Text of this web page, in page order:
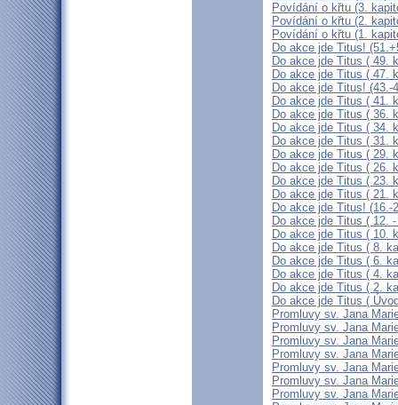
Povídání o křtu (3.
Povídání o křtu (2.
Povídání o křtu (1.
Do akce jde Titus!
Do akce jde Titus ( 49.
Do akce jde Titus ( 47.
Do akce jde Titus! (43.-
Do akce jde Titus ( 41.
Do akce jde Titus ( 36.
Do akce jde Titus ( 34.
Do akce jde Titus ( 31.
Do akce jde Titus ( 29.
Do akce jde Titus ( 26.
Do akce jde Titus ( 23.
Do akce jde Titus ( 21.
Do akce jde Titus! (16.-
Do akce jde Titus ( 12.
Do akce jde Titus ( 10.
Do akce jde Titus ( 8.
Do akce jde Titus ( 6.
Do akce jde Titus ( 4.
Do akce jde Titus ( 2.
Do akce jde Titus (
Promluvy sv. Jana
Promluvy sv. Jana
Promluvy sv. Jana
Promluvy sv. Jana
Promluvy sv. Jana
Promluvy sv. Jana
Promluvy sv. Jana